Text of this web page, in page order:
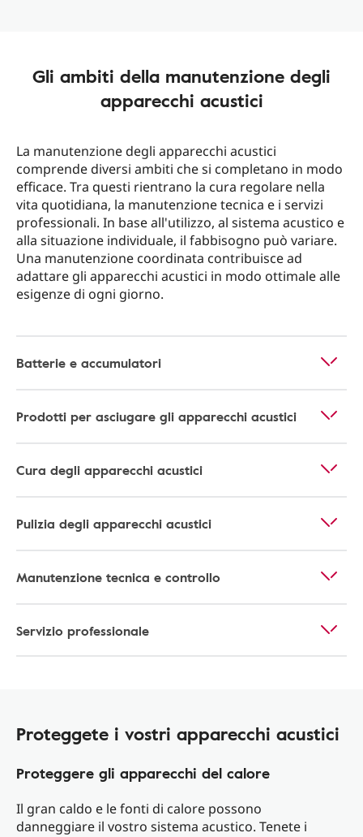
Gli ambiti della manutenzione degli
apparecchi acustici
La manutenzione degli apparecchi acustici
comprende diversi ambiti che si completano in modo
efficace. Tra questi rientrano la cura regolare nella
vita quotidiana, la manutenzione tecnica e i servizi
professionali. In base all'utilizzo, al sistema acustico e
alla situazione individuale, il fabbisogno può variare.
Una manutenzione coordinata contribuisce ad
adattare gli apparecchi acustici in modo ottimale alle
esigenze di ogni giorno.
Batterie e accumulatori
Prodotti per asciugare gli apparecchi acustici
Cura degli apparecchi acustici
Pulizia degli apparecchi acustici
Manutenzione tecnica e controllo
Servizio professionale
Proteggete i vostri apparecchi acustici
Proteggere gli apparecchi del calore
Il gran caldo e le fonti di calore possono
danneggiare il vostro sistema acustico. Tenete i